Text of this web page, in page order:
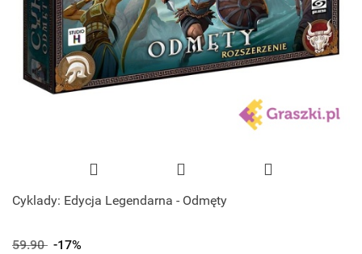
Cyklady: Edycja Legendarna - Odmęty
59.90 -17%